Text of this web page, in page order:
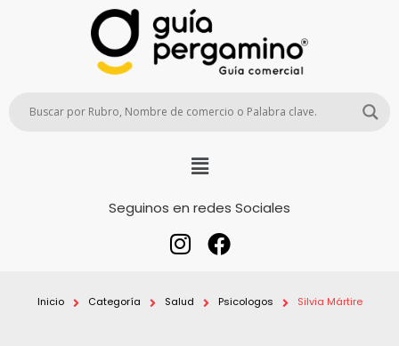
Seguinos en redes Sociales
Inicio Categoría Salud Psicologos Silvia Mártire